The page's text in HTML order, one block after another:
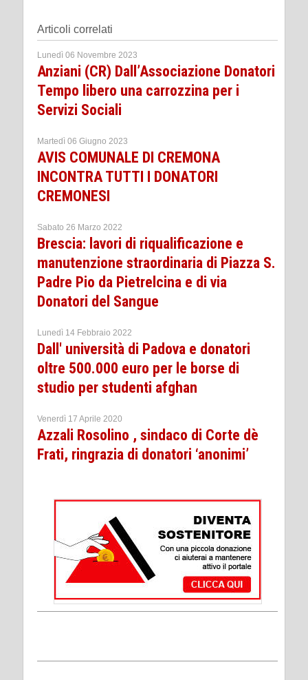
Articoli correlati
Lunedì 06 Novembre 2023
Anziani (CR) Dall’Associazione Donatori
Tempo libero una carrozzina per i
Servizi Sociali
Martedì 06 Giugno 2023
AVIS COMUNALE DI CREMONA
INCONTRA TUTTI I DONATORI
CREMONESI
Sabato 26 Marzo 2022
Brescia: lavori di riqualificazione e
manutenzione straordinaria di Piazza S.
Padre Pio da Pietrelcina e di via
Donatori del Sangue
Lunedì 14 Febbraio 2022
Dall' università di Padova e donatori
oltre 500.000 euro per le borse di
studio per studenti afghan
Venerdì 17 Aprile 2020
Azzali Rosolino , sindaco di Corte dè
Frati, ringrazia di donatori ‘anonimi’